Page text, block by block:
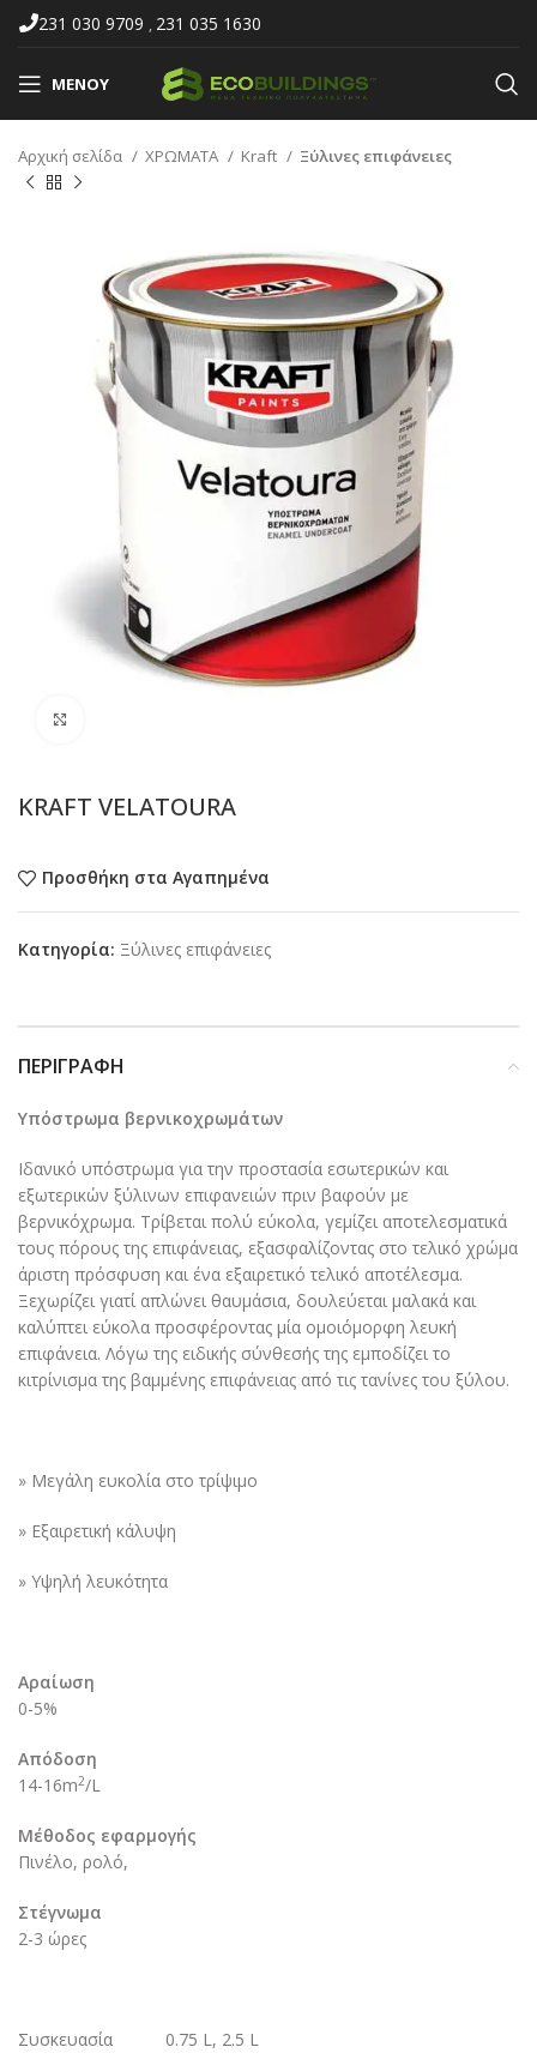
231 030 9709 , 231 035 1630
ΜΕΝΟΎ
Αρχική σελίδα ΧΡΩΜΑΤΑ Kraft Ξύλινες επιφάνειες
KRAFT VELATOURA
Προσθήκη στα Αγαπημένα
Κατηγορία: Ξύλινες επιφάνειες
ΠΕΡΙΓΡΑΦΉ
Υπόστρωμα βερνικοχρωμάτων
Ιδανικό υπόστρωμα για την προστασία εσωτερικών και
εξωτερικών ξύλινων επιφανειών πριν βαφούν με
βερνικόχρωμα. Τρίβεται πολύ εύκολα, γεμίζει αποτελεσματικά
τους πόρους της επιφάνειας, εξασφαλίζοντας στο τελικό χρώμα
άριστη πρόσφυση και ένα εξαιρετικό τελικό αποτέλεσμα.
Ξεχωρίζει γιατί απλώνει θαυμάσια, δουλεύεται μαλακά και
καλύπτει εύκολα προσφέροντας μία ομοιόμορφη λευκή
επιφάνεια. Λόγω της ειδικής σύνθεσής της εμποδίζει το
κιτρίνισμα της βαμμένης επιφάνειας από τις τανίνες του ξύλου.
» Μεγάλη ευκολία στο τρίψιμο
» Εξαιρετική κάλυψη
» Υψηλή λευκότητα
Αραίωση
0-5%
Απόδοση
14-16m2/L
Μέθοδος εφαρμογής
Πινέλο, ρολό,
Στέγνωμα
2-3 ώρες
Συσκευασία 0.75 L, 2.5 L